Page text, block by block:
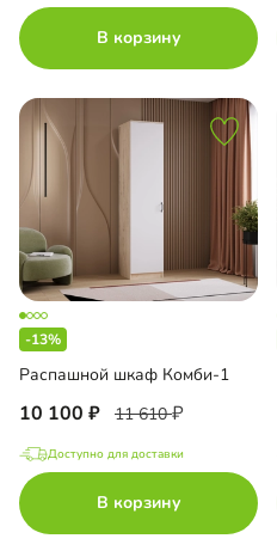
В корзину
-13%
Распашной шкаф Комби-1
10 100 11 610
Доступно для доставки
В корзину